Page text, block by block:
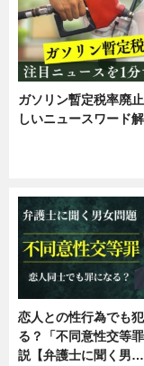
ガソリン暫定税率廃
しいニュースワード解
恋人との性行為でも
る？「不同意性交等
説【弁護士に聞く男…